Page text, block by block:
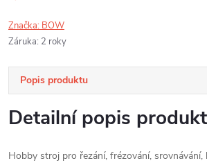
Značka: BOW
Záruka: 2 roky
Popis produktu
Detailní popis
Hobby stroj pro řezání, frézování,